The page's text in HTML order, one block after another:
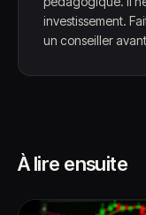
investissement.
un conseiller
À lire ensuite